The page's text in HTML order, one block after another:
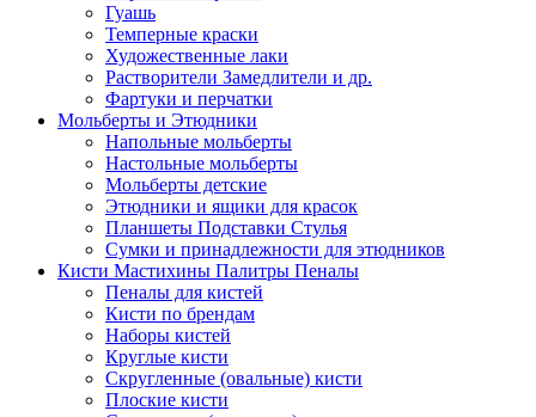
Гуашь
Темперные краски
Художественные лаки
Растворители Замедлители и др.
Фартуки и перчатки
Мольберты и Этюдники
Напольные мольберты
Настольные мольберты
Мольберты детские
Этюдники и ящики для красок
Планшеты Подставки Стулья
Сумки и принадлежности для этюдников
Кисти Мастихины Палитры Пеналы
Пеналы для кистей
Кисти по брендам
Наборы кистей
Круглые кисти
Скругленные (овальные) кисти
Плоские кисти